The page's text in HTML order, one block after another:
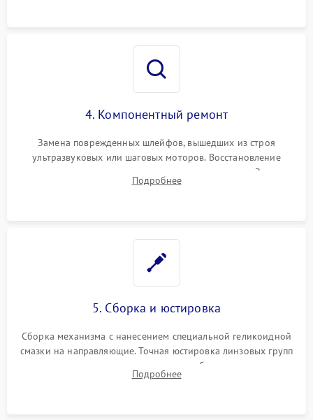
4. Компонентный ремонт
Замена поврежденных шлейфов, вышедших из строя
ультразвуковых или шаговых моторов. Восстановление
геометрии направляющих при заклинивании зума. Замена
неисправного блока диафрагмы, датчиков положения или
Подробнее
5. Сборка и юстировка
Сборка механизма с нанесением специальной геликоидной
смазки на направляющие. Точная юстировка линзовых групп
программным или механическим способом для устранения
бэк
Подробнее